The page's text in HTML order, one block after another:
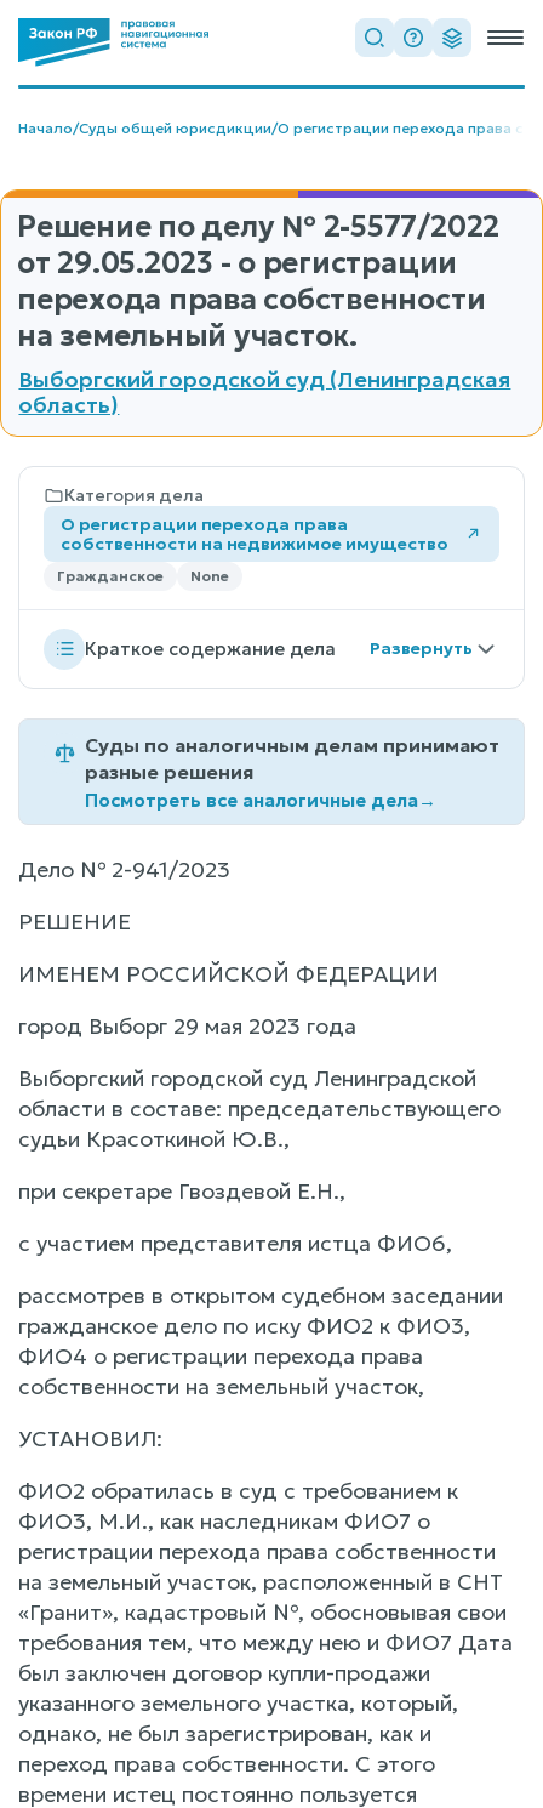
Начало/Суды общей юрисдикции/О регистрации перехода права
Решение по делу № 2-5577/2022
от 29.05.2023 - о регистрации
перехода права собственности
на земельный участок.
Выборгский городской суд (Ленинградская
область)
Категория дела
О регистрации перехода права
собственности на недвижимое имущество
Гражданское None
Краткое содержание дела
Суды по аналогичным делам принимают
разные решения
Посмотреть все аналогичные дела→
Дело № 2-941/2023
РЕШЕНИЕ
ИМЕНЕМ РОССИЙСКОЙ ФЕДЕРАЦИИ
город Выборг 29 мая 2023 года
Выборгский городской суд Ленинградской
области в составе: председательствующего
судьи Красоткиной Ю.В.,
при секретаре Гвоздевой Е.Н.,
с участием представителя истца ФИО6,
рассмотрев в открытом судебном заседании
гражданское дело по иску ФИО2 к ФИО3,
ФИО4 о регистрации перехода права
собственности на земельный участок,
УСТАНОВИЛ:
ФИО2 обратилась в суд с требованием к
ФИО3, М.И., как наследникам ФИО7 о
регистрации перехода права собственности
на земельный участок, расположенный в СНТ
«Гранит», кадастровый №, обосновывая свои
требования тем, что между нею и ФИО7 Дата
был заключен договор купли-продажи
указанного земельного участка, который,
однако, не был зарегистрирован, как и
переход права собственности. С этого
времени истец постоянно пользуется